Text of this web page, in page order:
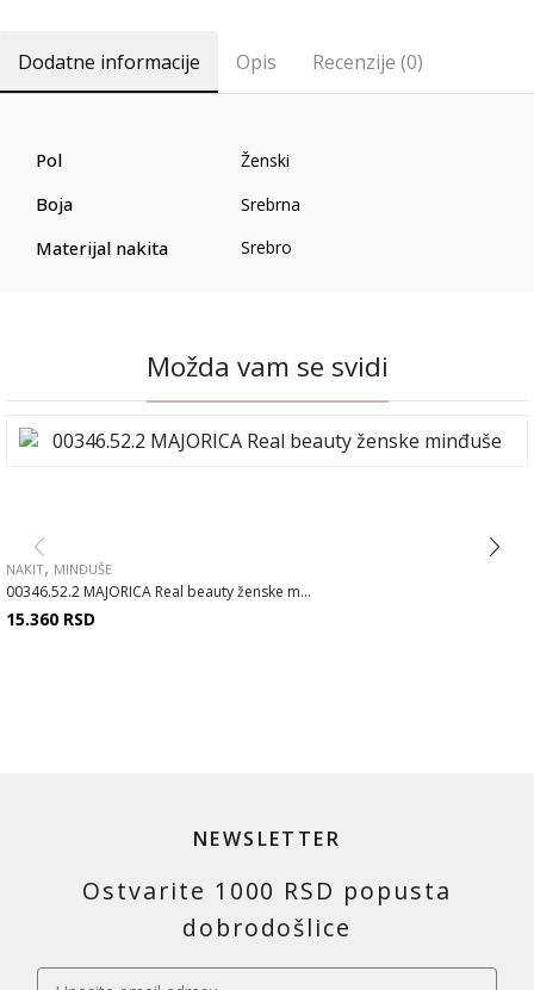
Dodatne informacije Opis Recenzije (0)
Pol Ženski
Boja Srebrna
Materijal nakita Srebro
Možda vam se svidi
NAKIT, MINĐUŠE
00346.52.2 MAJORICA Real beauty ženske m...
15.360 RSD
NEWSLETTER
Ostvarite 1000 RSD popusta
dobrodošlice